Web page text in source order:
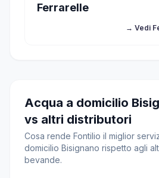
Ferrarelle
→ Vedi
Acqua a domicilio
vs altri distributori
Cosa rende Fontilio il miglior
domicilio Bisignano rispetto agli
bevande.